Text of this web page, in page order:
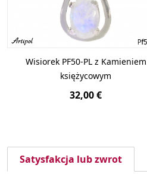
Wisiorek PF50-PL z Kamieniem
księżycowym
32,00 €
Satysfakcja lub zwrot